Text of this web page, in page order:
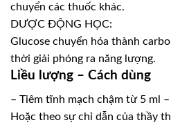
chuyển các thuốc khác.
DƯỢC ĐỘNG HỌC:
Glucose chuyển hóa thành
thời giải phóng ra năng lượng.
Liều lượng – Cách dùng
– Tiêm tĩnh mạch chậm từ 5 ml
Hoặc theo sự chỉ dẫn của thầy